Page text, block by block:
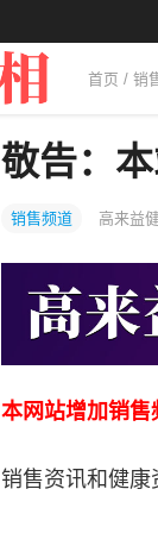
首页 / 销
敬告：
销售频道 高来益
本网站增加销售
销售资讯和健康